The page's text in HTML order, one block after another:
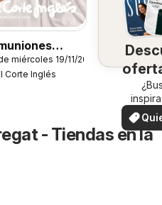
miércoles 19/11/2025
Corte Inglés
su
¡Vea
en su
ver
- Tiendas en la